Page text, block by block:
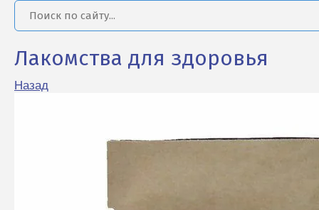
Лакомства для здоровья
Назад